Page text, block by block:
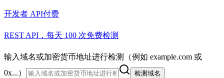
开发者 API付费
REST API，每天 100 次免费检测
输入域名或加密货币地址进行检测（例如 example.com 或
0x...）
检测域名